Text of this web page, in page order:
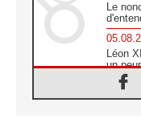
Le
Léon
un